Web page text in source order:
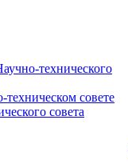
технического
совете
совета